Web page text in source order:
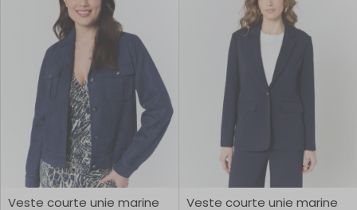
Veste courte unie marine
Veste courte unie marine